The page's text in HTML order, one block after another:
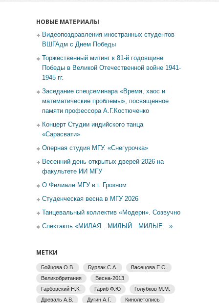
НОВЫЕ МАТЕРИАЛЫ
Видеопоздравления иностранных студентов
ВШГАдм с Днем Победы
Торжественный митинг к 81-й годовщине
Победы в Великой Отечественной войне 1941-
1945 гг.
Заседание спецсеминара «Время, хаос и
математические проблемы», посвященное
памяти профессора А.Г.Костюченко
Концерт Студии индийского танца
«Сарасвати»
Оперная студия МГУ. «Снегурочка»
Весенний день открытых дверей 2026 на
факультете ИИ МГУ
О Филиале МГУ в г. Грозном
Студенческая весна в МГУ 2026
Танцевальный коллектив «Модерн». Созвучно
Спектакль «МИЛАЯ…МИЛЫЙ…МИЛЫЕ…»
МЕТКИ
Бойцова О.В. Бурлак С.А.
Васецова Е.С.
Великобритания
Весна-2013
Гарбовский Н.К.
Гариб Ф.Ю
Голубков М.М.
Древаль А.В.
Дугин А.Г.
Кинолетопись